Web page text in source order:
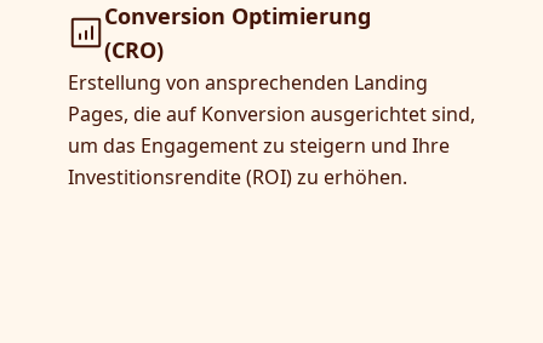
Conversion Optimierung
(CRO)
Erstellung von ansprechenden Landing
Pages, die auf Konversion ausgerichtet sind,
um das Engagement zu steigern und Ihre
Investitionsrendite (ROI) zu erhöhen.